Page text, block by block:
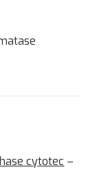
cytotec –